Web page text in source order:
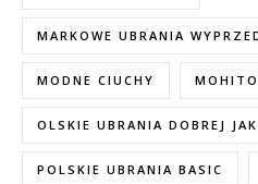
MARKOWE UBRANIA
MODNE CIUCHY
OLSKIE UBRANIA DOBREJ
POLSKIE UBRANIA BASIC